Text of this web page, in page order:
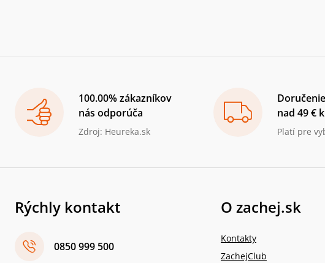
100.00% zákazníkov
nás odporúča
Zdroj: Heureka.sk
nad 49 €
Platí pre
Rýchly kontakt
0850 999 500
O zachej.sk
Kontakty
ZachejClub